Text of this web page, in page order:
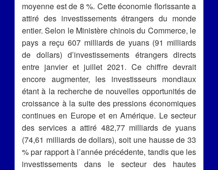
moyenne est de 8 %. Cette économie florissante a
attiré des investissements étrangers du monde
entier. Selon le Ministère chinois du Commerce, le
pays a reçu 607 milliards de yuans (91 milliards
de dollars) d’investissements étrangers directs
entre janvier et juillet 2021. Ce chiffre devrait
encore augmenter, les investisseurs mondiaux
étant à la recherche de nouvelles opportunités de
croissance à la suite des pressions économiques
continues en Europe et en Amérique. Le secteur
des services a attiré 482,77 milliards de yuans
(74,61 milliards de dollars), soit une hausse de 33
% par rapport à l’année précédente, tandis que les
investissements dans le secteur des hautes